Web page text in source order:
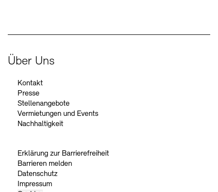
Über Uns
Kontakt
Presse
Stellenangebote
Vermietungen und Events
Nachhaltigkeit
Erklärung zur Barrierefreiheit
Barrieren melden
Datenschutz
Impressum